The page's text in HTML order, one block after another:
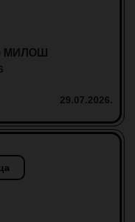
МИЛОШ
29.07.2026.